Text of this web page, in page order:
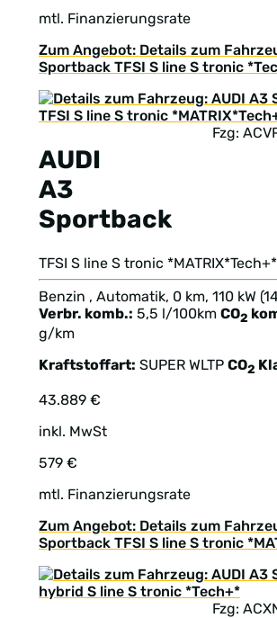
mtl. Finanzierungsrate
Zum Angebot: Details zum
Sportback TFSI S line S tronic
AUDI
A3
Sportback
Fzg:
TFSI S line S tronic *MATRIX*Tech+*
Benzin , Automatik, 0 km, 110 kW
Verbr. komb.: 5,5 l/100km CO2
g/km
Kraftstoffart: SUPER WLTP CO2
43.889 €
inkl. MwSt
579 €
mtl. Finanzierungsrate
Zum Angebot: Details zum
Sportback TFSI S line S tronic
Fzg: